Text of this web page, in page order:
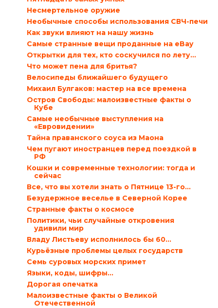
Несмертельное оружие
Необычные способы использования СВЧ-печи
Как звуки влияют на нашу жизнь
Самые странные вещи проданные на eBay
Открытки для тех, кто соскучился по лету…
Что может пена для бритья?
Велосипеды ближайшего будущего
Михаил Булгаков: мастер на все времена
Остров Свободы: малоизвестные факты о
Кубе
Самые необычные выступления на
«Евровидении»
Тайна праванского соуса из Маона
Чем пугают иностранцев перед поездкой в
РФ
Кошки и современные технологии: тогда и
сейчас
Все, что вы хотели знать о Пятнице 13-го…
Безудержное веселье в Северной Корее
Странные факты о космосе
Политики, чьи случайные откровения
удивили мир
Владу Листьеву исполнилось бы 60…
Курьёзные проблемы целых государств
Семь суровых морских примет
Языки, коды, шифры…
Дорогая опечатка
Малоизвестные факты о Великой
Отечественной